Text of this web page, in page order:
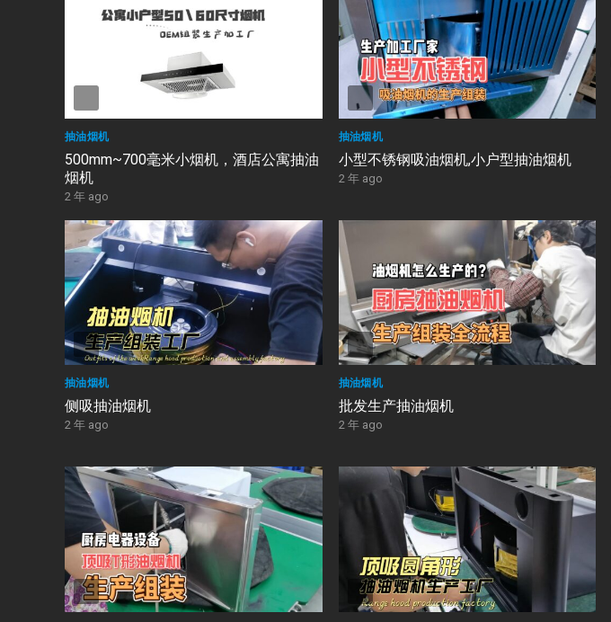
抽油烟机
500mm~700毫米小烟机，酒店公寓抽油
烟机
2 年 ago
抽油烟机
小型不锈钢吸油烟机,小户型抽油烟机
2 年 ago
抽油烟机
侧吸抽油烟机
2 年 ago
抽油烟机
批发生产抽油烟机
2 年 ago